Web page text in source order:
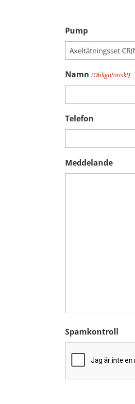
Pump
Namn (Obligatoriskt)
Telefon
Meddelande
Spamkontroll